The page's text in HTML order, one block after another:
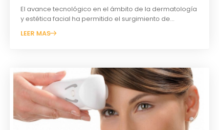
El avance tecnológico en el ámbito de la dermatología
y estética facial ha permitido el surgimiento de...
LEER MAS